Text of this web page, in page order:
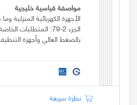
مواصفة قياسية خليجية
الأجهزة الكهربائية المنزلية
الجزء 2-79: المتطلبات
بالضغط العالي وأجهزة التنظيف
نظرة سريعة